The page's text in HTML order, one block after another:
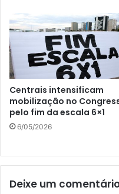
Centrais intensificam
mobilização no
pelo fim da escala 6×1
6/05/2026
Deixe um